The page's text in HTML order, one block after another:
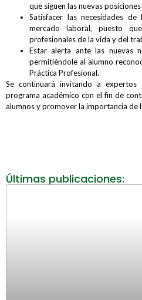
que siguen las nuevas
Satisfacer las necesidades
mercado laboral, puesto
profesionales de la vida y del
Estar alerta ante las nuevas
permitiéndole al alumno
Práctica Profesional.
Se continuará invitando a
programa académico con el fin de
alumnos y promover la importancia de
Últimas publicaciones: